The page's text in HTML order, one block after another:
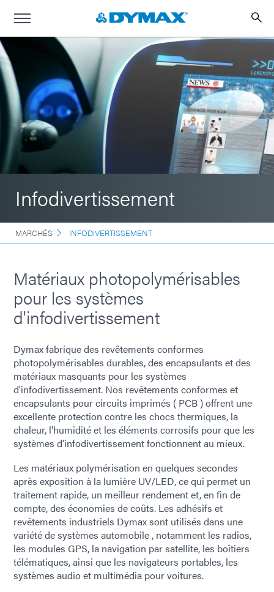
Infodivertissement
MARCHÉS INFODIVERTISSEMENT
Matériaux photopolymérisables
pour les systèmes
d'infodivertissement
Dymax fabrique des revêtements conformes
photopolymérisables durables, des encapsulants et des
matériaux masquants pour les systèmes
d'infodivertissement. Nos revêtements conformes et
encapsulants pour circuits imprimés ( PCB ) offrent une
excellente protection contre les chocs thermiques, la
chaleur, l'humidité et les éléments corrosifs pour que les
systèmes d'infodivertissement fonctionnent au mieux.
Les matériaux polymérisation en quelques secondes
après exposition à la lumière UV/LED, ce qui permet un
traitement rapide, un meilleur rendement et, en fin de
compte, des économies de coûts. Les adhésifs et
revêtements industriels Dymax sont utilisés dans une
variété de systèmes automobile , notamment les radios,
les modules GPS, la navigation par satellite, les boîtiers
télématiques, ainsi que les navigateurs portables, les
systèmes audio et multimédia pour voitures.